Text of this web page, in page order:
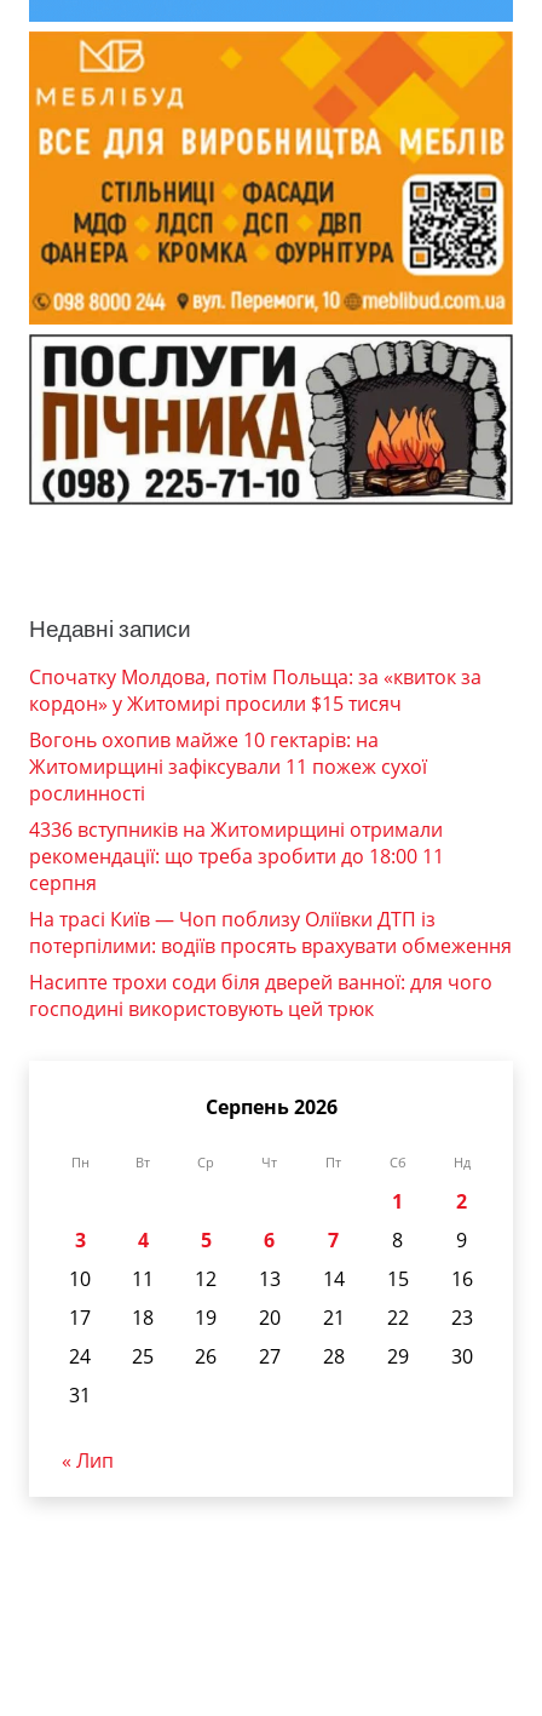
Недавні записи
Спочатку Молдова, потім Польща: за «квиток за
кордон» у Житомирі просили $15 тисяч
Вогонь охопив майже 10 гектарів: на
Житомирщині зафіксували 11 пожеж сухої
рослинності
4336 вступників на Житомирщині отримали
рекомендації: що треба зробити до 18:00 11
серпня
На трасі Київ — Чоп поблизу Оліївки ДТП із
потерпілими: водіїв просять врахувати обмеження
Насипте трохи соди біля дверей ванної: для чого
господині використовують цей трюк
Серпень 2026
Пн Вт Ср Чт Пт Сб Нд
1
2
3
4 5 6 7 8
9
10
11 12 13 14 15
16
17
18 19 20 21 22
23
24
25 26 27 28 29
30
31
« Лип